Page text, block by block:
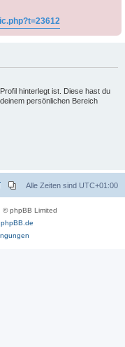
hinterlegt ist. Diese hast du
persönlichen Bereich
Alle Zeiten sind UTC+01:00
© phpBB Limited
phpBB.de